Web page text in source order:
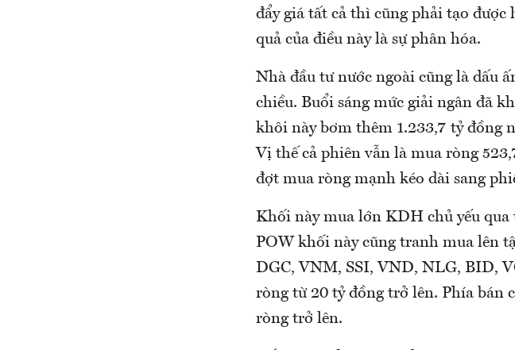
đẩy giá tất cả thì cũng phải tạo
quả của điều này là sự phân hóa.
Nhà đầu tư nước ngoài cũng là dấu
chiều. Buổi sáng mức giải ngân đã
khôi này bơm thêm 1.233,7 tỷ đồng
Vị thế cả phiên vẫn là mua ròng
đợt mua ròng mạnh kéo dài sang
Khối này mua lớn KDH chủ yếu
POW khối này cũng tranh mua lên
DGC, VNM, SSI, VND, NLG, BID,
ròng từ 20 tỷ đồng trở lên. Phía bán
ròng trở lên.